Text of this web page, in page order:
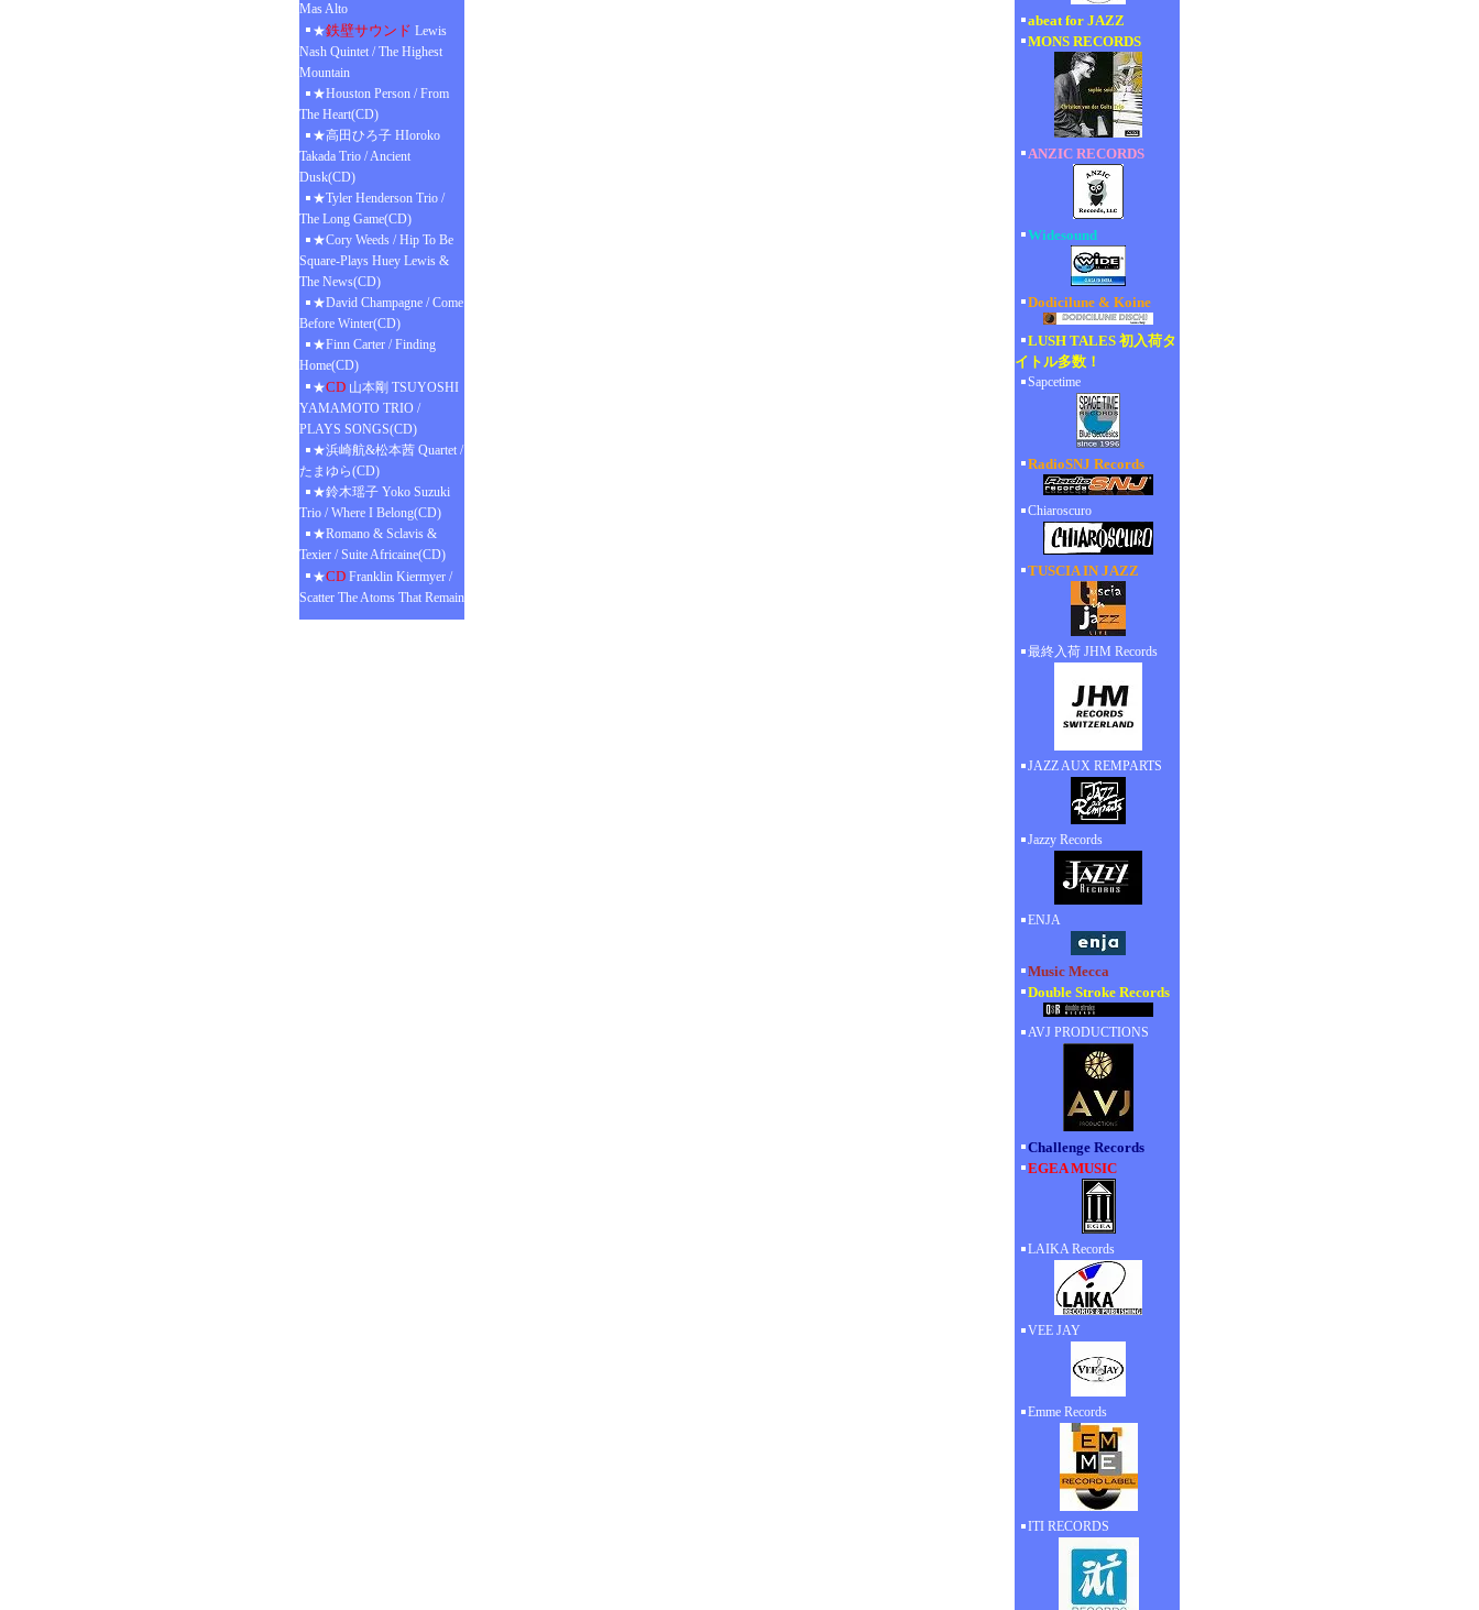
Mas Alto
★鉄壁サウンド Lewis
Nash Quintet / The Highest
Mountain
★Houston Person / From
The Heart(CD)
★高田ひろ子 HIoroko
Takada Trio / Ancient
Dusk(CD)
★Tyler Henderson Trio /
The Long Game(CD)
★Cory Weeds / Hip To Be
Square-Plays Huey Lewis &
The News(CD)
★David Champagne / Come
Before Winter(CD)
★Finn Carter / Finding
Home(CD)
★CD 山本剛 TSUYOSHI
YAMAMOTO TRIO /
PLAYS SONGS(CD)
★浜崎航&松本茜 Quartet /
たまゆら(CD)
★鈴木瑶子 Yoko Suzuki
Trio / Where I Belong(CD)
★Romano & Sclavis &
Texier / Suite Africaine(CD)
★CD Franklin Kiermyer /
Scatter The Atoms That Remain
abeat for JAZZ
MONS RECORDS
ANZIC RECORDS
Widesound
Dodicilune & Koine
LUSH TALES 初入荷タ
イトル多数！
Sapcetime
RadioSNJ Records
Chiaroscuro
TUSCIA IN JAZZ
最終入荷 JHM Records
JAZZ AUX REMPARTS
Jazzy Records
ENJA
Music Mecca
Double Stroke Records
AVJ PRODUCTIONS
Challenge Records
EGEA MUSIC
LAIKA Records
VEE JAY
Emme Records
ITI RECORDS